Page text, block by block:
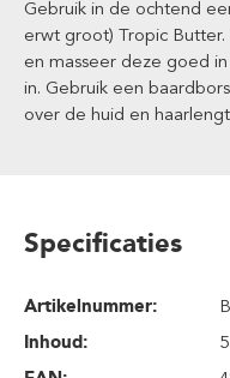
Gebruik in de ochtend
erwt groot) Tropic
en masseer deze goed
in. Gebruik een
over de huid en
Specificaties
Artikelnummer:
Inhoud: